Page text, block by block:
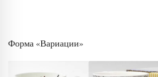
Форма «Вариации»